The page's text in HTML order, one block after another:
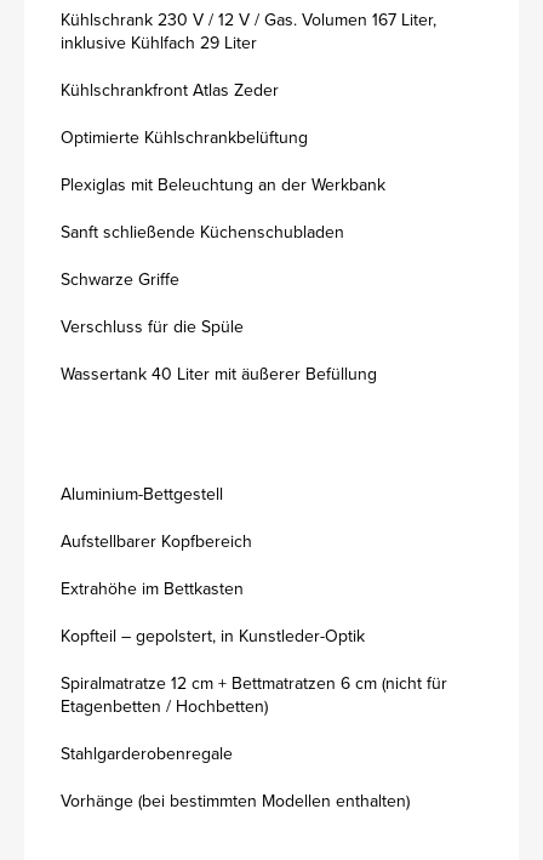
Kühlschrank 230 V / 12 V / Gas. Volumen 167 Liter,
inklusive Kühlfach 29 Liter
Kühlschrankfront Atlas Zeder
Optimierte Kühlschrankbelüftung
Plexiglas mit Beleuchtung an der Werkbank
Sanft schließende Küchenschubladen
Schwarze Griffe
Verschluss für die Spüle
Wassertank 40 Liter mit äußerer Befüllung
Aluminium-Bettgestell
Aufstellbarer Kopfbereich
Extrahöhe im Bettkasten
Kopfteil – gepolstert, in Kunstleder-Optik
Spiralmatratze 12 cm + Bettmatratzen 6 cm (nicht für
Etagenbetten / Hochbetten)
Stahlgarderobenregale
Vorhänge (bei bestimmten Modellen enthalten)